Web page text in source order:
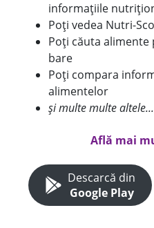
informațiile
Poți vedea Nutri-
Poți căuta
bare
Poți compara
alimentelor
și multe multe altele...
Află mai
Descarcă din
Google Play